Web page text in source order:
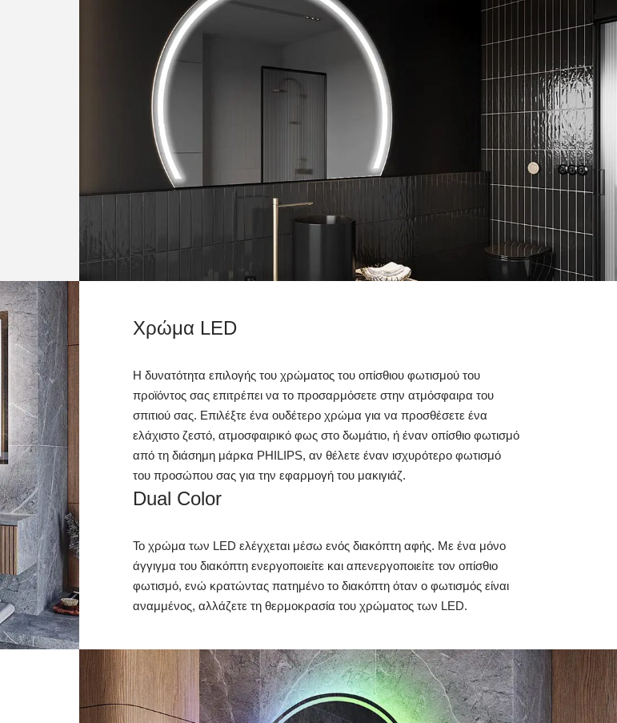
Μπορείτε να εξοπλίσετε τον καθρέφτη μας με πρακτικά αξεσουάρ.
Στην προσφορά μας μπορείτε να βρείτε χρήσιμα gadgets όπως
διακόπτες αφής, ενσωματωμένα ηχεία Bluetooth, αισθητικούς
καθρέφτες ή ένα θερμαντικό στρώμα. Δείτε τις λεπτομέρειες της
Μοναδικό σχήμα
Η πολυετής εμπειρία μας έχει επιτρέψει να
των πελατών μας, γι' αυτό και αναπτύξαμε
σε πρωτότυπο. Εξασφαλίστε ένα μοναδικό και
για το μπάνιο σας, απολαύστε φυσικό φως
αξεσουάρ.
Χρώμα LED
Η δυνατότητα επιλογής του χρώματος του οπίσθιου φωτισμού του
προϊόντος σας επιτρέπει να το προσαρμόσετε στην ατμόσφαιρα του
σπιτιού σας. Επιλέξτε ένα ουδέτερο χρώμα για να προσθέσετε ένα
ελάχιστο ζεστό, ατμοσφαιρικό φως στο δωμάτιο, ή έναν οπίσθιο φωτισμό
από τη διάσημη μάρκα PHILIPS, αν θέλετε έναν ισχυρότερο φωτισμό
του προσώπου σας για την εφαρμογή του μακιγιάζ.
Dual Color
Το χρώμα των LED ελέγχεται μέσω ενός διακόπτη αφής. Με ένα μόνο
άγγιγμα του διακόπτη ενεργοποιείτε και απενεργοποιείτε τον οπίσθιο
φωτισμό, ενώ κρατώντας πατημένο το διακόπτη όταν ο φωτισμός είναι
αναμμένος, αλλάζετε τη θερμοκρασία του χρώματος των LED.